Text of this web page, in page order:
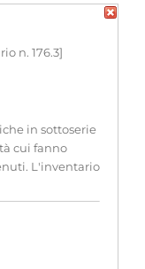
n. 176.3]
in sottoserie
cui fanno
L'inventario